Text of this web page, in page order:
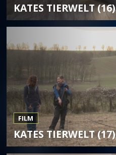
KATES TIERWELT (16)
FILM
KATES TIERWELT (17)